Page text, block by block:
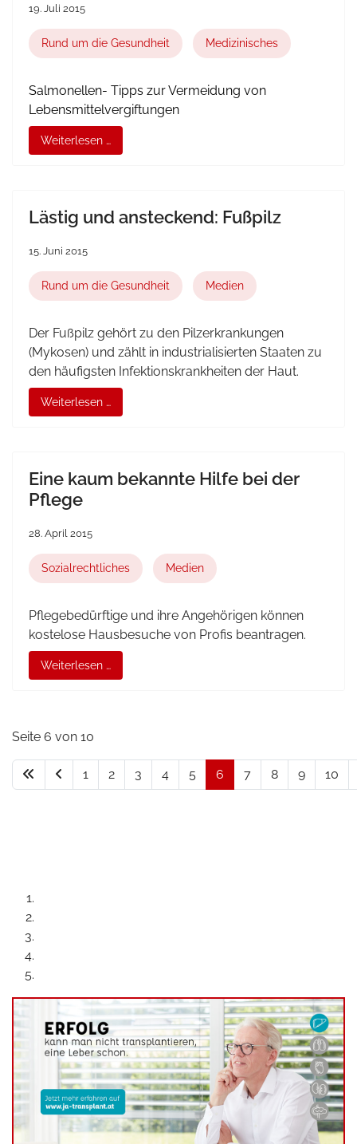
19. Juli 2015
Rund um die Gesundheit Medizinisches
Salmonellen- Tipps zur Vermeidung von
Lebensmittelvergiftungen
Weiterlesen …
Lästig und ansteckend: Fußpilz
15. Juni 2015
Rund um die Gesundheit Medien
Der Fußpilz gehört zu den Pilzerkrankungen
(Mykosen) und zählt in industrialisierten Staaten zu
den häufigsten Infektionskrankheiten der Haut.
Weiterlesen …
Eine kaum bekannte Hilfe bei der
Pflege
28. April 2015
Sozialrechtliches Medien
Pflegebedürftige und ihre Angehörigen können
kostelose Hausbesuche von Profis beantragen.
Weiterlesen …
Seite 6 von 10
1 2 3 4 5 6 7 8 9 10